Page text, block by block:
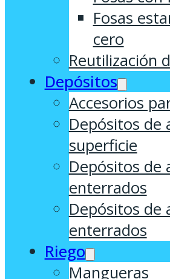
Fosas
cero
Reutilización
Depósitos
Accesorios
Depósitos de
superficie
Depósitos de
enterrados
Depósitos de
enterrados
Riego
Mangueras